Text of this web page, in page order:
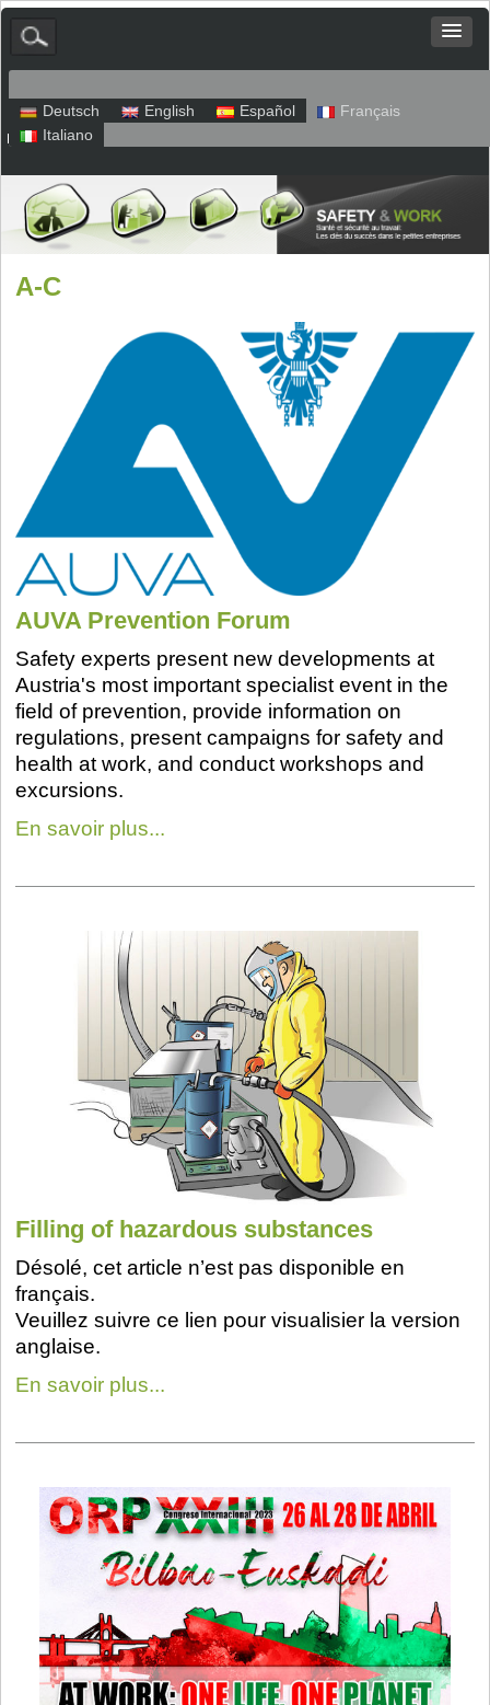
Deutsch English Español
Français
Italiano
Plan du site
A-C
AUVA Prevention Forum
Safety experts present new developments at
Austria's most important specialist event in the
field of prevention, provide information on
regulations, present campaigns for safety and
health at work, and conduct workshops and
excursions.
En savoir plus...
Filling of hazardous substances
Désolé, cet article n’est pas disponible en
français.
Veuillez suivre ce lien pour visualisier la version
anglaise.
En savoir plus...